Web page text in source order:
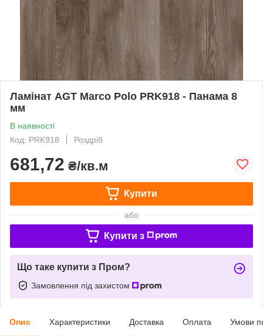
Ламінат AGT Marco Polo PRK918 - Панама 8
мм
В наявності
Код: PRK918
Роздріб
681,72 ₴/кв.м
Купити
або
Купити з
Що таке купити з Пром?
Замовлення під захистом
Опис Характеристики Доставка Оплата Умови